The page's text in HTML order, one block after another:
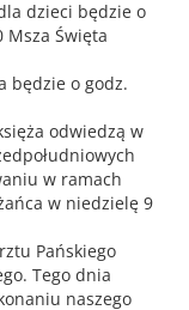
dzieci będzie o
Msza Święta
będzie o godz.
odwiedzą w
w ramach
w niedzielę 9
Pańskiego
Tego dnia
naszego